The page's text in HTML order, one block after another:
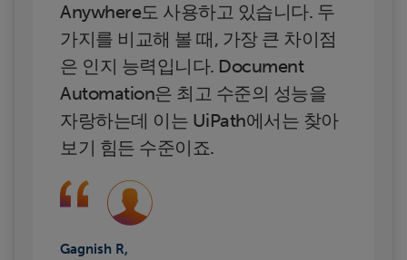
Anywhere도 사용하고 있습니다. 두
가지를 비교해 볼 때, 가장 큰 차이점
은 인지 능력입니다. Document
Automation은 최고 수준의 성능을
자랑하는데 이는 UiPath에서는 찾아
보기 힘든 수준이죠.
Gagnish R,